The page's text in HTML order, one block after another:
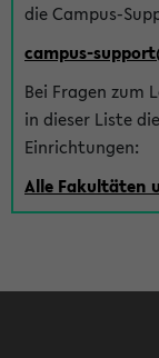
die Campus-
campus-
Bei Fragen zum
in dieser Liste
Einrichtungen:
Alle Fakultäten